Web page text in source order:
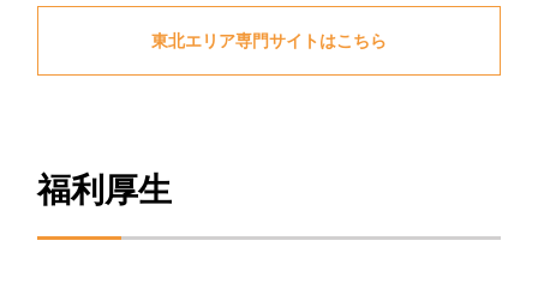
東北エリア専門サイトはこちら
福利厚生